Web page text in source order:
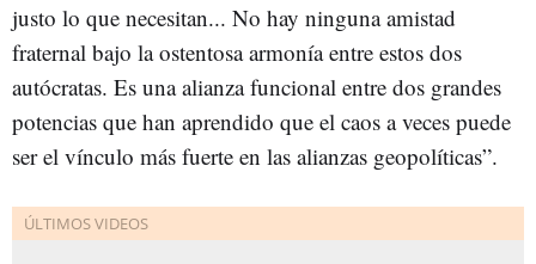
justo lo que necesitan... No hay ninguna amistad
fraternal bajo la ostentosa armonía entre estos dos
autócratas. Es una alianza funcional entre dos grandes
potencias que han aprendido que el caos a veces puede
ser el vínculo más fuerte en las alianzas geopolíticas”.